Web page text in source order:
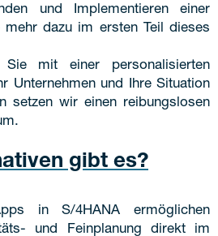
und Implementieren einer
mehr dazu im ersten Teil dieses
Sie mit einer personalisierten
Unternehmen und Ihre Situation
setzen wir einen reibungslosen
gibt es?
in S/4HANA ermöglichen
und Feinplanung direkt im